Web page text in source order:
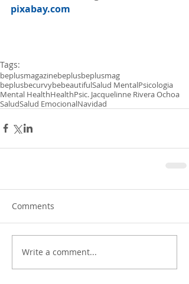
pixabay.com
Tags:
beplusmagazinebeplusbeplusmag
beplusbecurvybebeautifulSalud MentalPsicologia
Mental HealthHealthPsic. Jacquelinne Rivera Ochoa
SaludSalud EmocionalNavidad
Comments
Write a comment...